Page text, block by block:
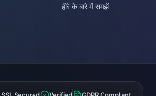
हीरे के बारे में समझें